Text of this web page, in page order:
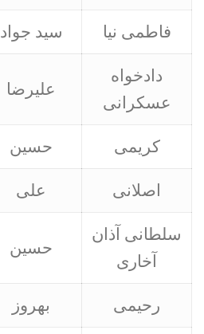
فاطمی نیا سید جواد
دادخواه
عسکرانی
علیرضا
کریمی حسین
اصلانی علی
سلطانی آذان
آخاری
حسین
رحیمی بهروز